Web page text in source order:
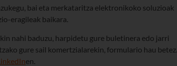
bai eta merkataritza elektronikoko soluzioak
eragileak baikara.
nahi baduzu, harpidetu gure buletinera edo jarri
gure sail komertzialarekin, formulario hau betez.
en.